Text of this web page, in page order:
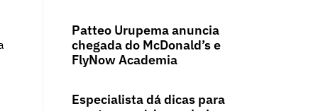
Patteo Urupema anuncia
chegada do McDonald’s e
FlyNow Academia
Especialista dá dicas para